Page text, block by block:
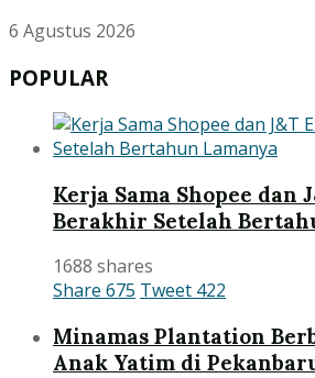
6 Agustus 2026
POPULAR
Kerja Sama Shopee dan
Berakhir Setelah
1688 shares
Share 675 Tweet 422
Minamas Plantation
Anak Yatim di